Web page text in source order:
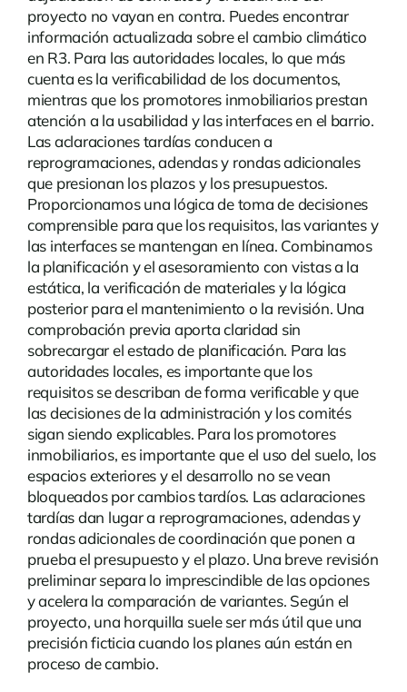
proyecto no vayan en contra. Puedes encontrar
información actualizada sobreel cambio climático
en R3. Para las autoridades locales, lo que más
cuenta es la verificabilidad de los documentos,
mientras que los promotores inmobiliarios prestan
atención a la usabilidad y las interfaces en el barrio.
Las aclaraciones tardías conducen a
reprogramaciones, adendas y rondas adicionales
que presionan los plazos y los presupuestos.
Proporcionamos una lógica de toma de decisiones
comprensible para que los requisitos, las variantes y
las interfaces se mantengan en línea. Combinamos
la planificación y el asesoramiento con vistas a la
estática, la verificación de materiales y la lógica
posterior para el mantenimiento o la revisión. Una
comprobación previa aporta claridad sin
sobrecargar el estado de planificación. Para las
autoridades locales, es importante que los
requisitos se describan de forma verificable y que
las decisiones de la administración y los comités
sigan siendo explicables. Para los promotores
inmobiliarios, es importante que el uso del suelo, los
espacios exteriores y el desarrollo no se vean
bloqueados por cambios tardíos. Las aclaraciones
tardías dan lugar a reprogramaciones, adendas y
rondas adicionales de coordinación que ponen a
prueba el presupuesto y el plazo. Una breve revisión
preliminar separa lo imprescindible de las opciones
y acelera la comparación de variantes. Según el
proyecto, una horquilla suele ser más útil que una
precisión ficticia cuando los planes aún están en
proceso de cambio.